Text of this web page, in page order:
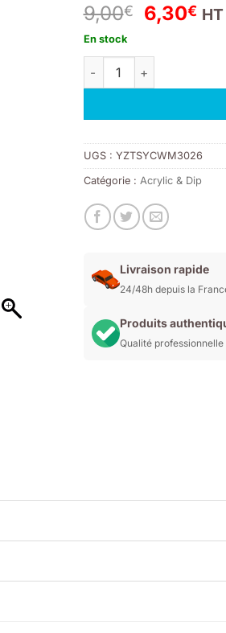
9,00€
Le
prix
initial
était :
9,00€.
6,30€Le
En stock
quantité de Résine
UGS : YZTSYCWM3026
Catégorie : Acrylic & Dip
Livraison rapide
24/48h depuis la
Produits
Qualité professionnelle